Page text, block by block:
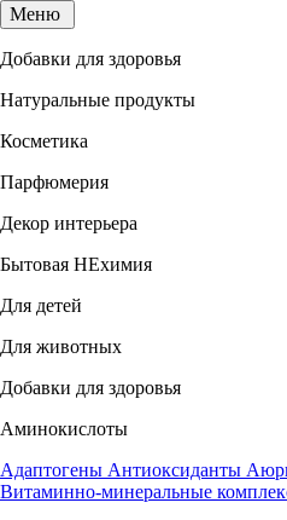
Меню
Добавки для здоровья
Натуральные продукты
Косметика
Парфюмерия
Декор интерьера
Бытовая НЕхимия
Для детей
Для животных
Добавки для здоровья
Аминокислоты
Адаптогены Антиоксиданты
Витаминно-минеральные